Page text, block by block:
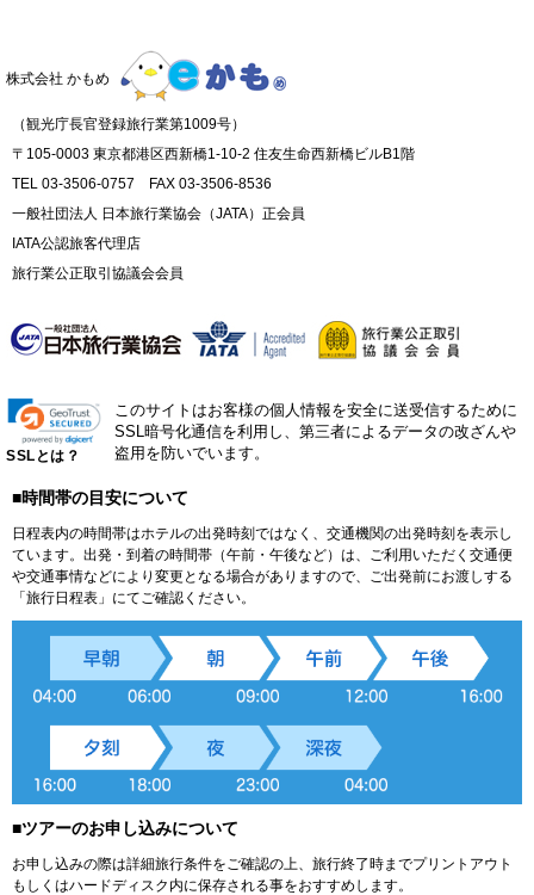
株式会社 かもめ
（観光庁長官登録旅行業第1009号）
〒105-0003 東京都港区西新橋1-10-2 住友生命西新橋ビルB1階
TEL 03-3506-0757 FAX 03-3506-8536
一般社団法人 日本旅行業協会（JATA）正会員
IATA公認旅客代理店
旅行業公正取引協議会会員
SSLとは？
このサイトはお客様の個人情報を安全に送受信するために
SSL暗号化通信を利用し、第三者によるデータの改ざんや
盗用を防いでいます。
■時間帯の目安について
日程表内の時間帯はホテルの出発時刻ではなく、交通機関の出発時刻を表示し
ています。出発・到着の時間帯（午前・午後など）は、ご利用いただく交通便
や交通事情などにより変更となる場合がありますので、ご出発前にお渡しする
「旅行日程表」にてご確認ください。
■ツアーのお申し込みについて
お申し込みの際は詳細旅行条件をご確認の上、旅行終了時までプリントアウト
もしくはハードディスク内に保存される事をおすすめします。